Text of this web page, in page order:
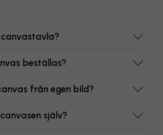
beställas?
från egen bild?
själv?